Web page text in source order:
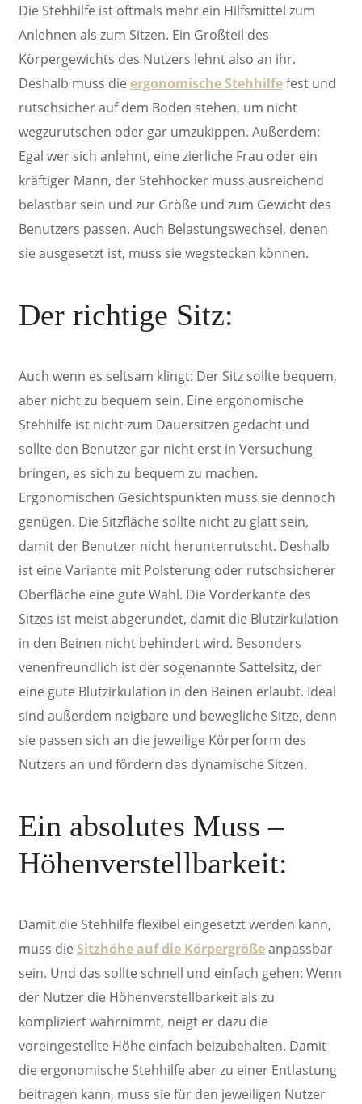
Die Stehhilfe ist oftmals mehr ein Hilfsmittel zum
Anlehnen als zum Sitzen. Ein Großteil des
Körpergewichts des Nutzers lehnt also an ihr.
Deshalb muss die ergonomische Stehhilfefest und
rutschsicher auf dem Boden stehen, um nicht
wegzurutschen oder gar umzukippen. Außerdem:
Egal wer sich anlehnt, eine zierliche Frau oder ein
kräftiger Mann, der Stehhocker muss ausreichend
belastbar sein und zur Größe und zum Gewicht des
Benutzers passen. Auch Belastungswechsel, denen
sie ausgesetzt ist, muss sie wegstecken können.
Der richtige Sitz:
Auch wenn es seltsam klingt: Der Sitz sollte bequem,
aber nicht zu bequem sein. Eine ergonomische
Stehhilfe ist nicht zum Dauersitzen gedacht und
sollte den Benutzer gar nicht erst in Versuchung
bringen, es sich zu bequem zu machen.
Ergonomischen Gesichtspunkten muss sie dennoch
genügen. Die Sitzfläche sollte nicht zu glatt sein,
damit der Benutzer nicht herunterrutscht. Deshalb
ist eine Variante mit Polsterung oder rutschsicherer
Oberfläche eine gute Wahl. Die Vorderkante des
Sitzes ist meist abgerundet, damit die Blutzirkulation
in den Beinen nicht behindert wird. Besonders
venenfreundlich ist der sogenannte Sattelsitz, der
eine gute Blutzirkulation in den Beinen erlaubt. Ideal
sind außerdem neigbare und bewegliche Sitze, denn
sie passen sich an die jeweilige Körperform des
Nutzers an und fördern das dynamische Sitzen.
Ein absolutes Muss–
Höhenverstellbarkeit:
Damit die Stehhilfe flexibel eingesetzt werden kann,
muss die Sitzhöhe auf die Körpergrößeanpassbar
sein. Und das sollte schnell und einfach gehen: Wenn
der Nutzer die Höhenverstellbarkeit als zu
kompliziert wahrnimmt, neigt er dazu die
voreingestellte Höhe einfach beizubehalten. Damit
die ergonomische Stehhilfe aber zu einer Entlastung
beitragen kann, muss sie für den jeweiligen Nutzer